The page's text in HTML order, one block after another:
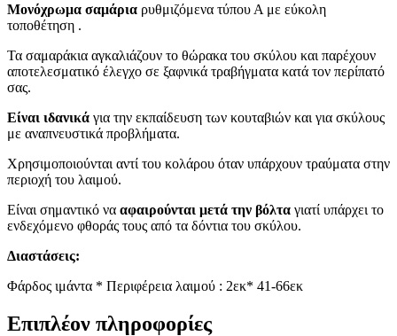
Μονόχρωμα σαμάρια ρυθμιζόμενα τύπου Α με εύκολη
τοποθέτηση .
Τα σαμαράκια αγκαλιάζουν το θώρακα του σκύλου και παρέχουν
αποτελεσματικό έλεγχο σε ξαφνικά τραβήγματα κατά τον περίπατό
σας.
Είναι ιδανικά για την εκπαίδευση των κουταβιών και για σκύλους
με αναπνευστικά προβλήματα.
Xρησιμοποιούνται αντί του κολάρου όταν υπάρχουν τραύματα στην
περιοχή του λαιμού.
Είναι σημαντικό να αφαιρούνται μετά την βόλτα γιατί υπάρχει το
ενδεχόμενο φθοράς τους από τα δόντια του σκύλου.
Διαστάσεις:
Φάρδος ιμάντα * Περιφέρεια λαιμού : 2εκ* 41-66εκ
Επιπλέον πληροφορίες